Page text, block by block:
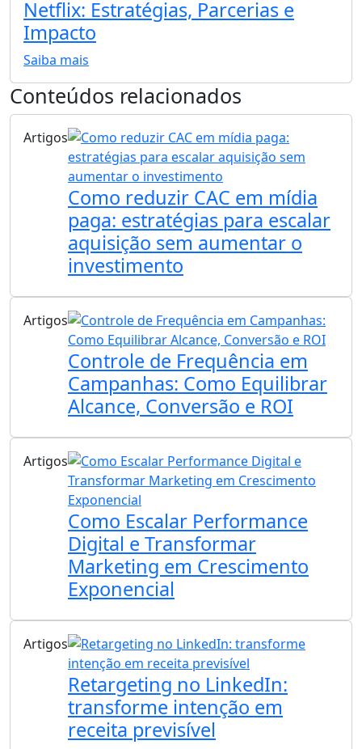
Netflix: Estratégias, Parcerias e
Impacto
Saiba mais
Conteúdos relacionados
Artigos
Como reduzir CAC em mídia
paga: estratégias para escalar
aquisição sem aumentar o
investimento
Artigos
Controle de Frequência em
Campanhas: Como Equilibrar
Alcance, Conversão e ROI
Artigos
Como Escalar Performance
Digital e Transformar
Marketing em Crescimento
Exponencial
Artigos
Retargeting no LinkedIn:
transforme intenção em
receita previsível